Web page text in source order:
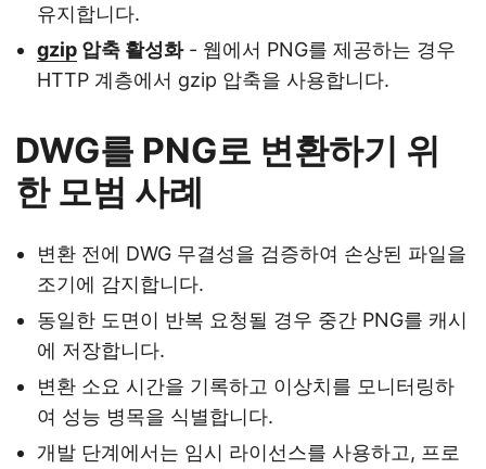
유지합니다.
gzip 압축 활성화- 웹에서 PNG를 제공하는 경우
HTTP 계층에서 gzip 압축을 사용합니다.
DWG를 PNG로 변환하기 위
한 모범 사례
변환 전에 DWG 무결성을 검증하여 손상된 파일을
조기에 감지합니다.
동일한 도면이 반복 요청될 경우 중간 PNG를 캐시
에 저장합니다.
변환 소요 시간을 기록하고 이상치를 모니터링하
여 성능 병목을 식별합니다.
개발 단계에서는 임시 라이선스를 사용하고, 프로